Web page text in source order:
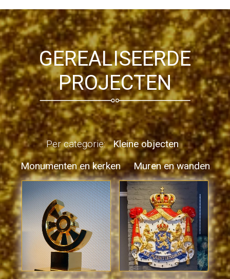
GEREALISEERDE
PROJECTEN
Per categorie: Kleine objecten
Monumenten en kerken
Muren en wanden